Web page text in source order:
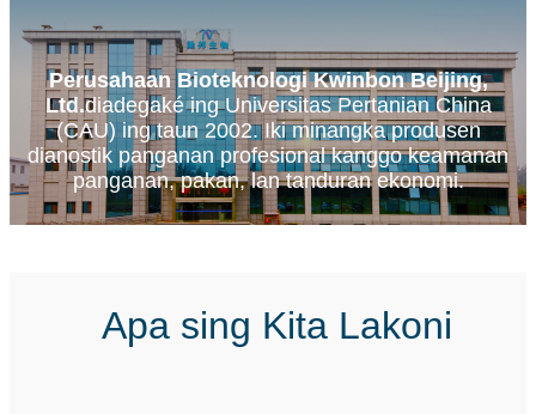
Perusahaan Bioteknologi Kwinbon Beijing,
Ltd.diadegaké ing Universitas Pertanian China
(CAU) ing taun 2002. Iki minangka produsen
dianostik panganan profesional kanggo keamanan
panganan, pakan, lan tanduran ekonomi.
Apa sing Kita Lakoni